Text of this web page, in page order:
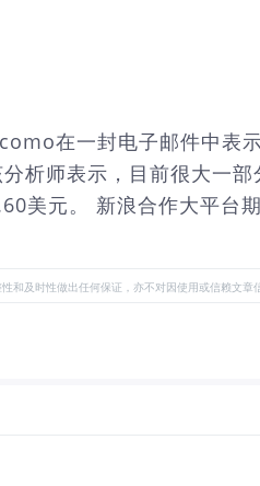
在一封电子邮件中表
析师表示，目前很大一
美元。 新浪合作大平台
及时性做出任何保证，亦不对因使用或信赖文章